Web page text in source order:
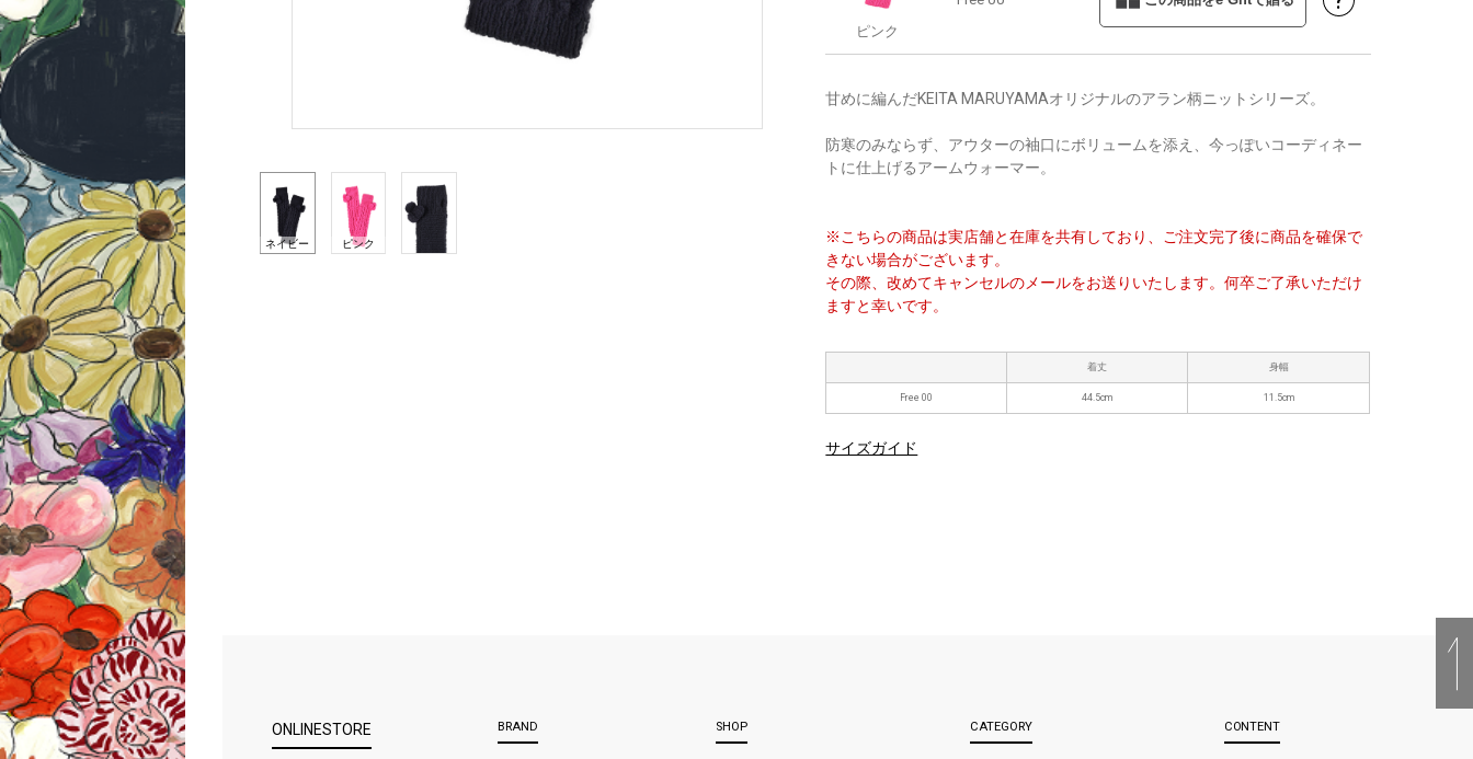
COPYRIGHT © KEITA MARUYAMA.
ALL RIGHTS RESERVED.
ネイビー ピンク
ピンク
甘めに編んだKEITA MARUYAMAオリジナルのアラン柄ニットシリーズ。
防寒のみならず、アウターの袖口にボリュームを添え、今っぽいコーディネー
トに仕上げるアームウォーマー。
※こちらの商品は実店舗と在庫を共有しており、ご注文完了後に商品を確保で
きない場合がございます。
その際、改めてキャンセルのメールをお送りいたします。何卒ご了承いただけ
ますと幸いです。
着丈 身幅
Free 00 44.5cm 11.5cm
サイズガイド
ONLINESTORE BRAND SHOP CATEGORY CONTENT